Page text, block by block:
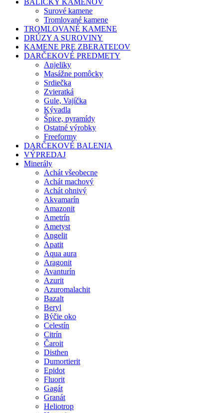
Surové kamene
Tromlované kamene
TROMLOVANÉ KAMENE
DRÚZY A SUROVINY
KAMENE PRE ZBERATEĽOV
DARČEKOVÉ PREDMETY
Anjeliky
Masážne pomôcky
Srdiečka
Zvieratká
Gule, Vajíčka
Kývadla
Špice, pyramídy
Ostatné výrobky
Freeformy
DARČEKOVÉ BALENIA
VÝPREDAJ
Minerály
Achát všeobecne
Achát machový
Achát ohnivý
Akvamarín
Amazonit
Ametrín
Ametyst
Angelit
Apatit
Aqua aura
Aragonit
Avanturín
Azurit
Azuromalachit
Bazalt
Beryl
Býčie oko
Celestín
Citrín
Čaroit
Disthen
Dumortierit
Epidot
Fluorit
Gagát
Granát
Heliotrop